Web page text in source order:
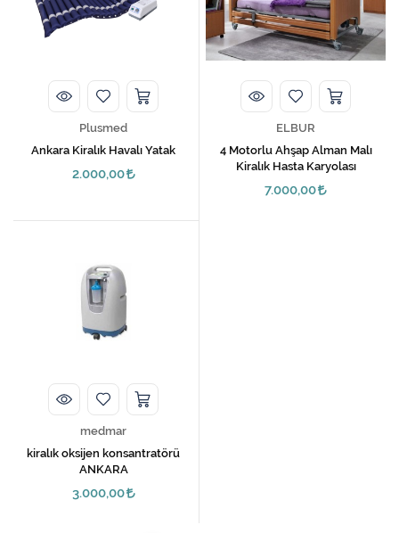
Plusmed
Ankara Kiralık Havalı Yatak
2.000,00
ELBUR
4 Motorlu Ahşap Alman Malı
Kiralık Hasta Karyolası
7.000,00
medmar
kiralık oksijen konsantratörü
ANKARA
3.000,00